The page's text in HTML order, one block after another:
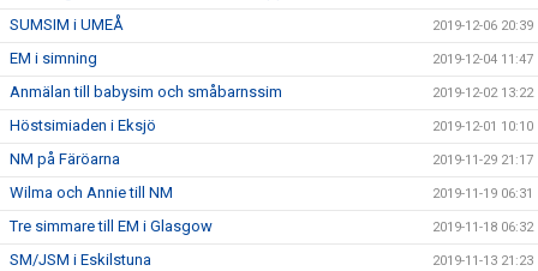
SUMSIM i UMEÅ 2019-12-06 20:39
EM i simning 2019-12-04 11:47
Anmälan till babysim och småbarnssim 2019-12-02 13:22
Höstsimiaden i Eksjö 2019-12-01 10:10
NM på Färöarna 2019-11-29 21:17
Wilma och Annie till NM 2019-11-19 06:31
Tre simmare till EM i Glasgow 2019-11-18 06:32
SM/JSM i Eskilstuna 2019-11-13 21:23